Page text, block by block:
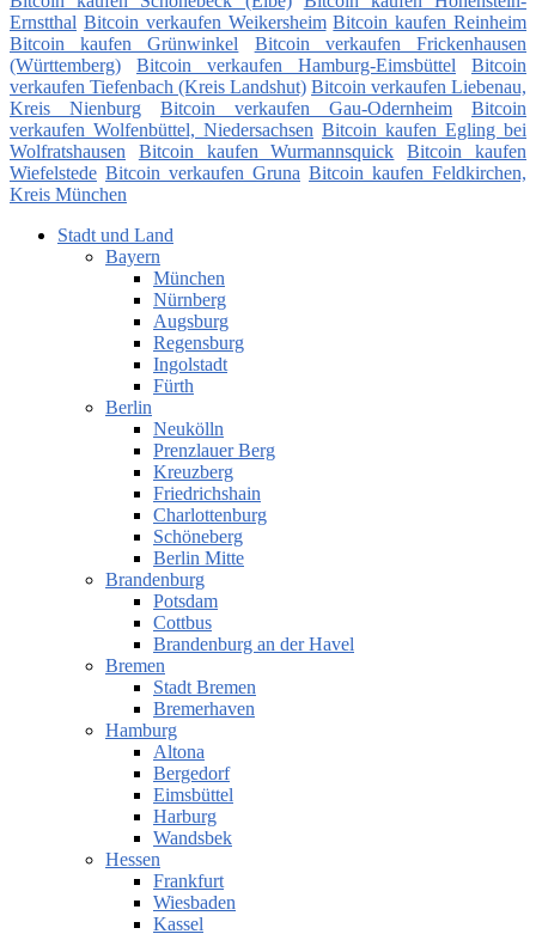
Ernstthal Bitcoin verkaufen Weikersheim Bitcoin kaufen Reinheim
Bitcoin kaufen Grünwinkel
Bitcoin verkaufen Frickenhausen
(Württemberg)
Bitcoin verkaufen Hamburg-Eimsbüttel
Bitcoin
verkaufen Tiefenbach (Kreis Landshut) Bitcoin verkaufen Liebenau,
Kreis Nienburg
Bitcoin verkaufen Gau-Odernheim
Bitcoin
verkaufen Wolfenbüttel, Niedersachsen Bitcoin kaufen Egling bei
Wolfratshausen
Bitcoin kaufen Wurmannsquick
Bitcoin kaufen
Wiefelstede Bitcoin verkaufen Gruna Bitcoin kaufen Feldkirchen,
Kreis München
Stadt und Land
Bayern
München
Nürnberg
Augsburg
Regensburg
Ingolstadt
Fürth
Berlin
Neukölln
Prenzlauer Berg
Kreuzberg
Friedrichshain
Charlottenburg
Schöneberg
Berlin Mitte
Brandenburg
Potsdam
Cottbus
Brandenburg an der Havel
Bremen
Stadt Bremen
Bremerhaven
Hamburg
Altona
Bergedorf
Eimsbüttel
Harburg
Wandsbek
Hessen
Frankfurt
Wiesbaden
Kassel